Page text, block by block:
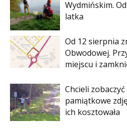
Wydmińskim.
latka
Od 12 sierpnia
Obwodowej.
miejscu i
Chcieli
pamiątkowe
ich kosztowała